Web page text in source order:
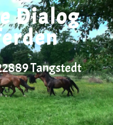
Dialog
Tangstedt